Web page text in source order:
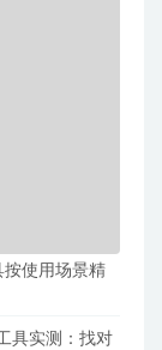
按使用场景精
具实测：找对